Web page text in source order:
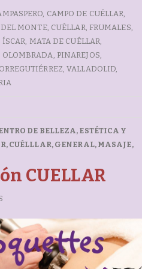
, CAMPO DE CUÉLLAR,
DEL MONTE, CUÉLLAR, FRUMALES,
ÍSCAR, MATA DE CUÉLLAR,
OLOMBRADA, PINAREJOS,
,VALLADOLID,
DE BELLEZA, ESTÉTICA Y
, CUÉLLLAR, GENERAL, MASAJE,
CUELLAR